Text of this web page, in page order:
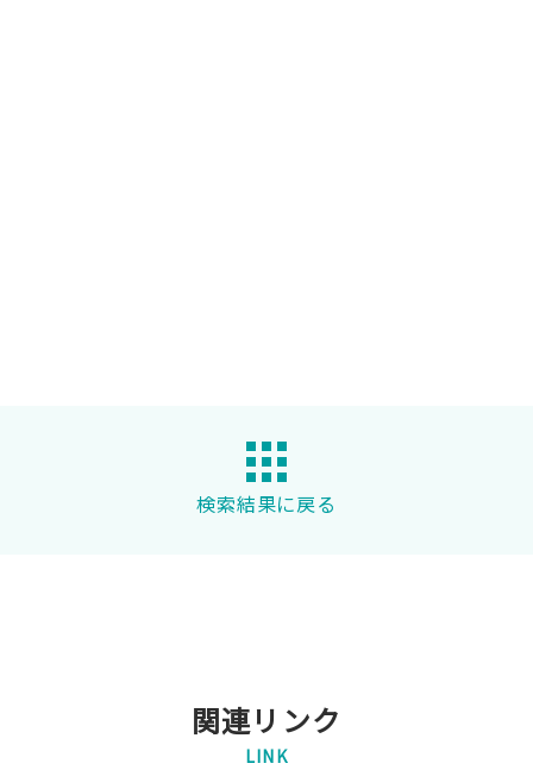
検索結果に戻る
関連リンク
LINK